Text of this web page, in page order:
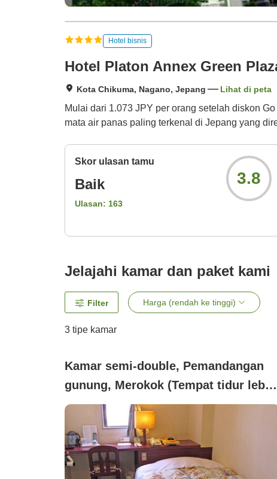
Hotel bisnis
Hotel Platon Annex Green
Kota Chikuma, Nagano, Jepang Lihat di peta
Mulai dari 1.073 JPY per orang setelah diskon
mata air panas paling terkenal di Jepang yang
Skor ulasan tamu
Baik
Ulasan: 163
3.8
Jelajahi kamar dan paket kami
Filter Harga (rendah ke tinggi)
3 tipe kamar
Kamar semi-double, Pemandangan
gunung, Merokok (Tempat tidur lebar
120cm yang luas dan nyaman)